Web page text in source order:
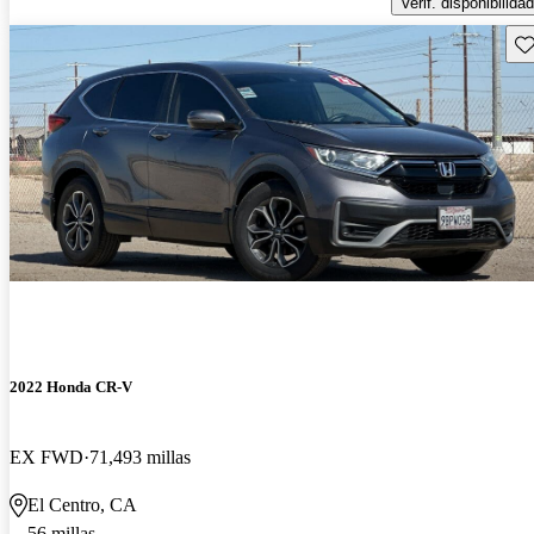
2022 Honda CR-V
EX FWD 71,493 millas
El Centro, CA